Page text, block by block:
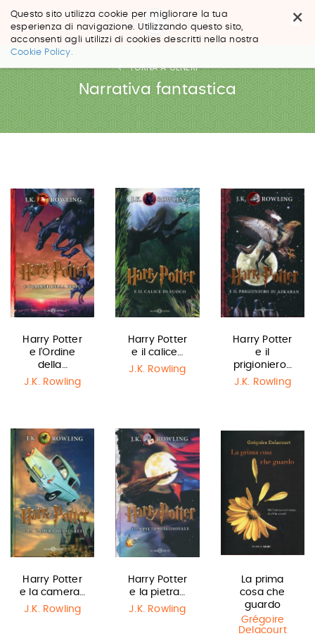
×
Questo sito utilizza cookie per migliorare la tua
esperienza di navigazione. Utilizzando questo sito,
acconsenti agli utilizzi di cookies descritti nella nostra
Cookie Policy.
Salta
contenuti.
Salta
Narrativa fantastica
TORNA A GENERI
Harry Potter
e l'Ordine
della…
J.K. Rowling
Harry Potter
e il calice…
J.K. Rowling
Harry Potter
e il
prigioniero…
J.K. Rowling
Harry Potter
e la camera…
J.K. Rowling
Harry Potter
e la pietra…
J.K. Rowling
La prima
cosa che
guardo
Grégoire
Delacourt